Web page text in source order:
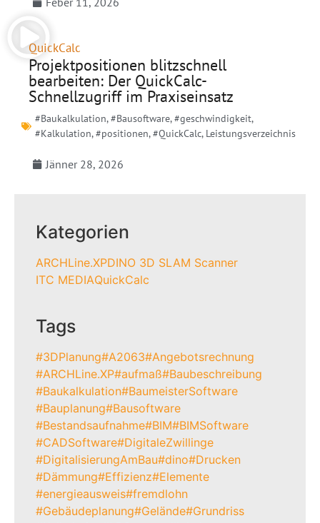
QuickCalc
Projektpositionen blitzschnell
bearbeiten: Der QuickCalc-
Schnellzugriff im Praxiseinsatz
#Baukalkulation,#Bausoftware,#geschwindigkeit,
#Kalkulation,#positionen,#QuickCalc, Leistungsverzeichnis
Jänner 28, 2026
Kategorien
ARCHLine.XPDINO 3D SLAM Scanner
ITC MEDIAQuickCalc
Tags
#3DPlanung#A2063#Angebotsrechnung
#ARCHLine.XP#aufmaß#Baubeschreibung
#Baukalkulation#BaumeisterSoftware
#Bauplanung#Bausoftware
#Bestandsaufnahme#BIM#BIMSoftware
#CADSoftware#DigitaleZwillinge
#DigitalisierungAmBau#dino#Drucken
#Dämmung#Effizienz#Elemente
#energieausweis#fremdlohn
#Gebäudeplanung#Gelände#Grundriss